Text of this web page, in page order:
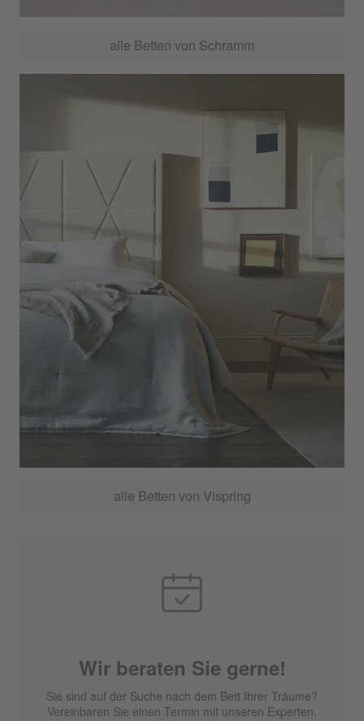
alle Betten von Schramm
alle Betten von Vispring
Wir beraten Sie gerne!
Sie sind auf der Suche nach dem Bett Ihrer Träume?
Vereinbaren Sie einen Termin mit unseren Experten.